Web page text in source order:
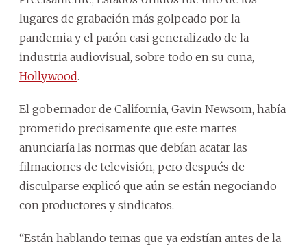
lugares de grabación más golpeado por la
pandemia y el parón casi generalizado de la
industria audiovisual, sobre todo en su cuna,
Hollywood.
El gobernador de California, Gavin Newsom, había
prometido precisamente que este martes
anunciaría las normas que debían acatar las
filmaciones de televisión, pero después de
disculparse explicó que aún se están negociando
con productores y sindicatos.
“Están hablando temas que ya existían antes de la